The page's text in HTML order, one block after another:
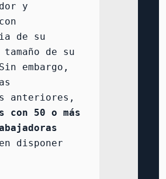
y
de su
de su
embargo,
con 50 o más
disponer